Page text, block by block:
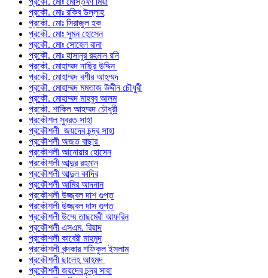
প্রকৌ. মোঃ রকিব উল্লাহ
প্রকৌ. মোঃ সিরাজুল হক
প্রকৌ. মোঃ সুমন হোসেন
প্রকৌ. মোঃ সোহেল রানা
প্রকৌ. মোঃ হাসানুর রহমান রনি
প্রকৌ. মোহাম্মদ নাছির উদ্দিন
প্রকৌ. মোহাম্মদ বশীর আহম্মদ
প্রকৌ. মোহাম্মদ মমতাজ উদ্দীন চৌধুরী
প্রকৌ. মোহাম্মদ মাহবুব আলম
প্রকৌ. শাকিল আহম্মদ চৌধুরী
প্রকৌশল সুব্রত সাহা
প্রকৌশলী জয়দেব চন্দ্র সাহা
প্রকৌশলী অজত বাছার
প্রকৌশলী আনোয়ার হোসেন
প্রকৌশলী আব্দুর রহমান
প্রকৌশলী আব্দুল কাদির
প্রকৌশলী আমির আদনান
প্রকৌশলী উজ্জ্বল দাশ গুপ্ত
প্রকৌশলী উজ্জ্বল দাস গুপ্ত
প্রকৌশলী উম্মে তাছমেরী আফরিন
প্রকৌশলী এসএম. রিয়াদ
প্রকৌশলী কাবেরী মাহমুদ
প্রকৌশলী খন্দকার শফিকুল ইসলাম
প্রকৌশলী ছালেহ আহমদ
প্রকৌশলী জয়দেব চন্দ্র সাহা